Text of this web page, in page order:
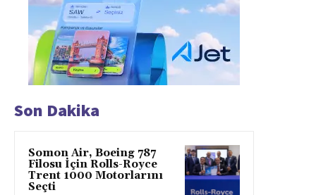
Son Dakika
Somon Air, Boeing 787
Filosu İçin Rolls-Royce
Trent 1000 Motorlarını
Seçti